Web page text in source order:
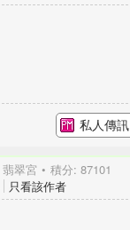
私人傳訊
翡翠宮 積分: 87101
只看該作者